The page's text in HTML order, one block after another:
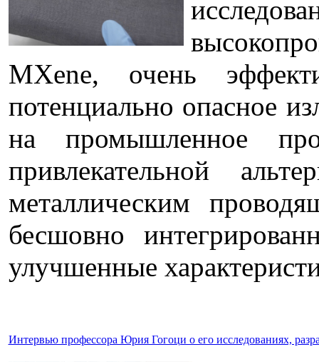
MXene, очень
потенциально опасное
на промышленное
привлекательной
металлическим
бесшовно
улучшенные
Интервью профессора Юрия Гогоци о его исследованиях,